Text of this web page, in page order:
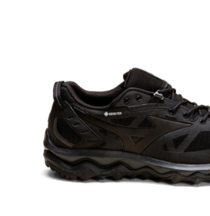
MARQUES